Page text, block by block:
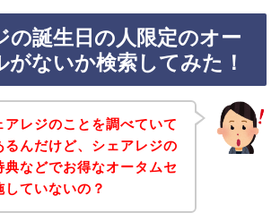
の誕生日の人限定のオー
がないか検索してみた！
アレジのことを調べていて
るんだけど、シェアレジの
典などでお得なオータムセ
ていないの？